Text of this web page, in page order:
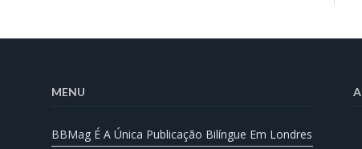
MENU
BBMag É A Única Publicação Bilíngue Em Londres